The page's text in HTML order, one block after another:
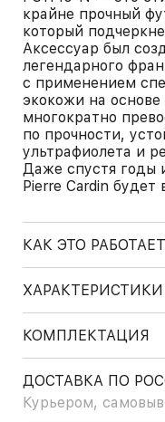
крайне прочный
который
Аксессуар был
легендарного
с применением
экокожи на
многократно
по прочности,
ультрафиолета и
Даже спустя годы
Pierre Cardin будет
КАК ЭТО РАБОТАЕТ
ХАРАКТЕРИСТИКИ
КОМПЛЕКТАЦИЯ
ДОСТАВКА ПО
Курьером,